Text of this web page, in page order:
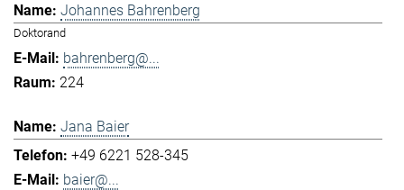
Johannes Bahrenberg
Doktorand
bahrenberg@...
224
Jana Baier
+49 6221 528-345
baier@...